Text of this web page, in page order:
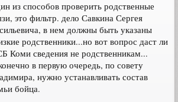
из способов проверить родственные
это фильтр. дело Савкина Сергея
в нем должны быть указаны
родственники...но вот вопрос даст ли
Коми сведения не родственникам...
в первую очередь, по совету
нужно устанавливать состав
бойца.